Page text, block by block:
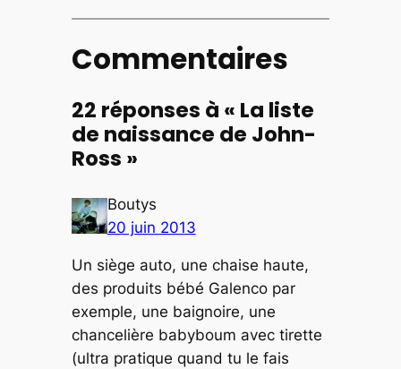
Commentaires
22 réponses à « La liste
de naissance de John-
Ross »
Boutys
20 juin 2013
Un siège auto, une chaise haute,
des produits bébé Galenco par
exemple, une baignoire, une
chancelière babyboum avec tirette
(ultra pratique quand tu le fais